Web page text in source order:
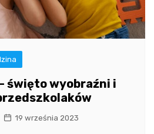
święto wyobraźni i
19 września 2023